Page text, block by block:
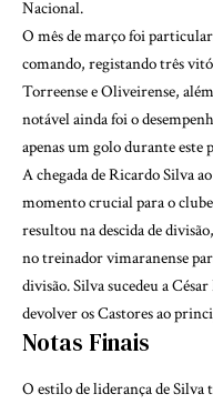
Nacional.
O mês de março foi
comando, registando três
Torreense e Oliveirense,
notável ainda foi o
apenas um golo durante este
A chegada de Ricardo Silva
momento crucial para o
resultou na descida de
no treinador vimaranense
divisão. Silva sucedeu a
devolver os Castores ao
Notas Finais
O estilo de liderança de Silva